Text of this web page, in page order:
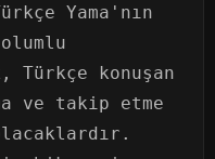
Yama'nın
konuşan
ve takip etme